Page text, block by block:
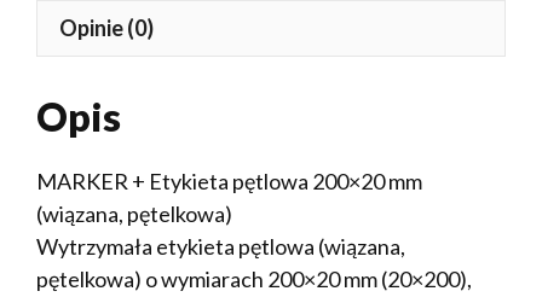
Opinie (0)
Opis
MARKER + Etykieta pętlowa 200×20 mm
(wiązana, pętelkowa)
Wytrzymała etykieta pętlowa (wiązana,
pętelkowa) o wymiarach 200×20 mm (20×200),